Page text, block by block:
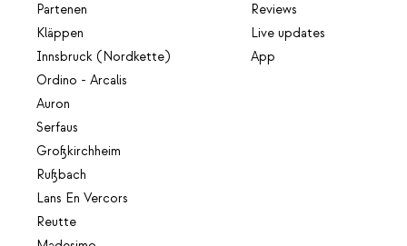
Partenen
Kläppen
Innsbruck (Nordkette)
Ordino - Arcalis
Auron
Serfaus
Großkirchheim
Rußbach
Lans En Vercors
Reutte
Reviews
Live updates
App